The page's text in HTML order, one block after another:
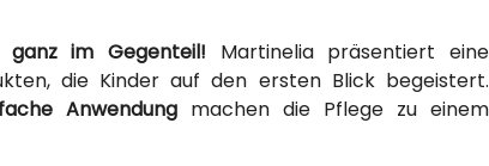
im Gegenteil! Martinelia präsentiert eine
die Kinder auf den ersten Blick begeistert.
Anwendung machen die Pflege zu einem